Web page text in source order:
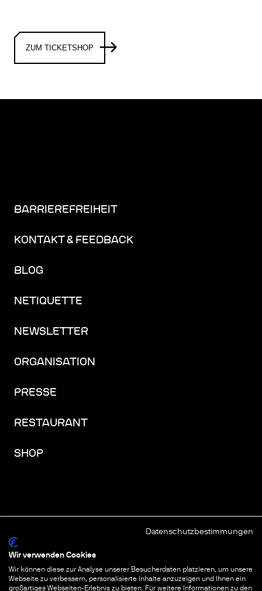
Datenschutzbestimmungen
Wir verwenden Cookies
Wir können diese zur Analyse unserer Besucherdaten platzieren, um unsere
Webseite zu verbessern, personalisierte Inhalte anzuzeigen und Ihnen ein
großartiges Webseiten-Erlebnis zu bieten. Für weitere Informationen zu den
ZUM TICKETSHOP
BARRIEREFREIHEIT
KONTAKT & FEEDBACK
BLOG
NETIQUETTE
NEWSLETTER
ORGANISATION
PRESSE
RESTAURANT
SHOP
LINKEDINTHREADS
IMPRESSUM